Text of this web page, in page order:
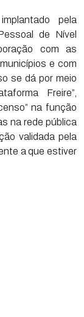
pela
de Nível
com as
e com
se dá por meio
Freire”,
na função
na rede pública
validada pela
a que estiver